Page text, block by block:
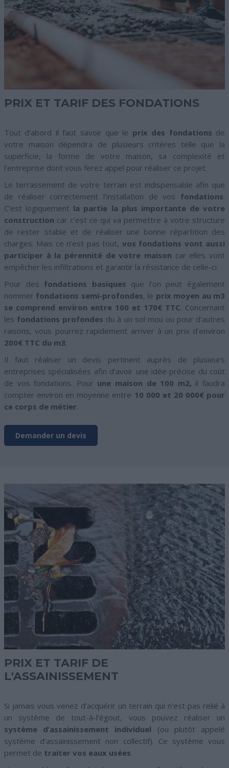
PRIX ET TARIF DES FONDATIONS
Tout d’abord il faut savoir que le prix des fondations de
votre maison dépendra de plusieurs critères telle que la
superficie, la forme de votre maison, sa complexité et
l’entreprise dont vous ferez appel pour réaliser ce projet.
Le terrassement de votre terrain est indispensable afin que
de réaliser correctement l’installation de vos fondations.
C’est logiquement la partie la plus importante de votre
construction car c’est ce qui va permettre à votre structure
de rester stable et de réaliser une bonne répartition des
charges. Mais ce n’est pas tout, vos fondations vont aussi
participer à la pérennité de votre maison car elles vont
empêcher les infiltrations et garantir la résistance de celle-ci.
Pour des fondations basiques que l’on peut également
nommer fondations semi-profondes, le prix moyen au m3
se comprend environ entre 100 et 170€ TTC. Concernant
les fondations profondes du à un sol mou ou pour d’autres
raisons, vous pourrez rapidement arriver à un prix d’environ
200€ TTC du m3.
Il faut réaliser un devis pertinent auprès de plusieurs
entreprises spécialisées afin d’avoir une idée précise du coût
de vos fondations. Pour une maison de 100 m2, il faudra
compter environ en moyenne entre 10 000 et 20 000€ pour
ce corps de métier.
Demander un devis
PRIX ET TARIF DE
L'ASSAINISSEMENT
Si jamais vous venez d’acquérir un terrain qui n’est pas relié à
un système de tout-à-l’égout, vous pouvez réaliser un
système d’assainissement individuel (ou plutôt appelé
système d’assainissement non collectif). Ce système vous
permet de traiter vos eaux usées.